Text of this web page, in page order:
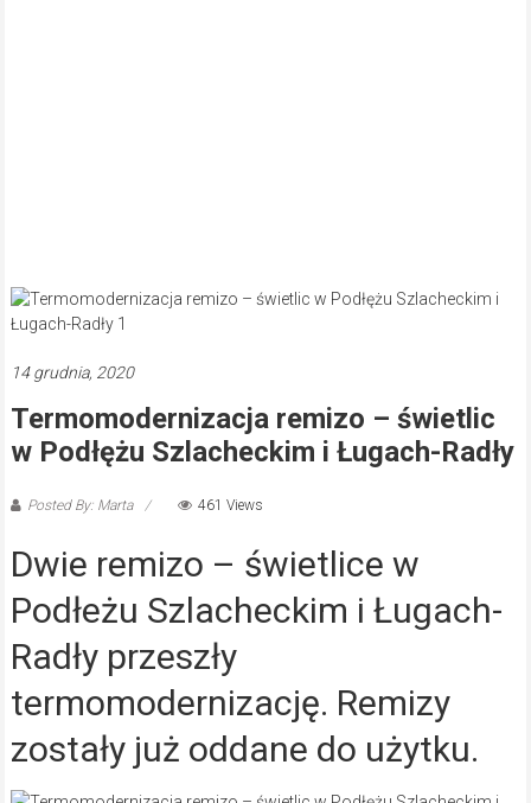
14 grudnia, 2020
Termomodernizacja remizo – świetlic
w Podłężu Szlacheckim i Ługach-Radły
Posted By: Marta 461 Views
Dwie remizo – świetlice w
Podłeżu Szlacheckim i Ługach-
Radły przeszły
termomodernizację. Remizy
zostały już oddane do użytku.